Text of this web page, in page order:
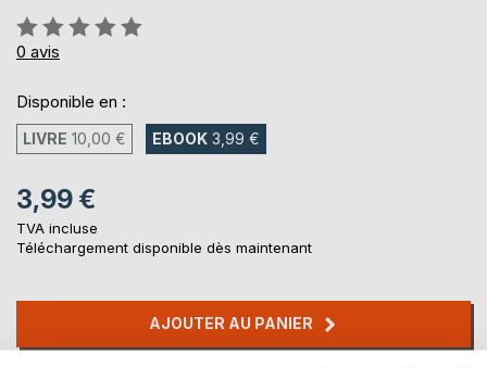
Évaluation:
0%
0 avis
Disponible en :
LIVRE 10,00 € EBOOK 3,99 €
3,99 €
TVA incluse
Téléchargement disponible dès maintenant
AJOUTER AU PANIER